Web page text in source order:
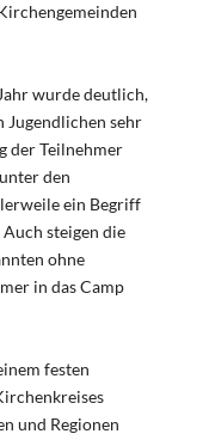
wurde deutlich,
Jugendlichen sehr
der Teilnehmer
den
ein Begriff
steigen die
ohne
in das Camp
festen
und Regionen